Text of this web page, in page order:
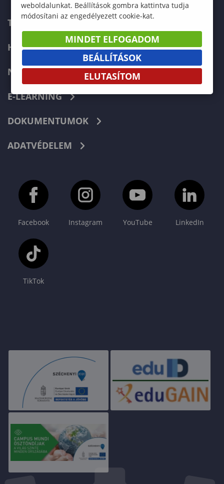
TELEFONKÖNYV
HIBABEJELENTÉS
NEPTUN
E-LEARNING
DOKUMENTUMOK
ADATVÉDELEM
Facebook Instagram YouTube LinkedIn
TikTok
weboldalunkat. Beállítások gombra kattintva tudja
módosítani az engedélyezett cookie-kat.
MINDET ELFOGADOM
BEÁLLÍTÁSOK
ELUTASÍTOM